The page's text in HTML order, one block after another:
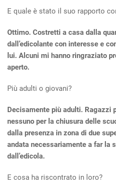
E quale è stato il suo rapporto
Ottimo. Costretti a casa dalla
dall’edicolante con interesse e
lui. Alcuni mi hanno ringraziato
aperto.
Più adulti o giovani?
Decisamente più adulti. Ragazzi
nessuno per la chiusura delle
dalla presenza in zona di due
andata necessariamente a far la
dall’edicola.
E cosa ha riscontrato in loro?